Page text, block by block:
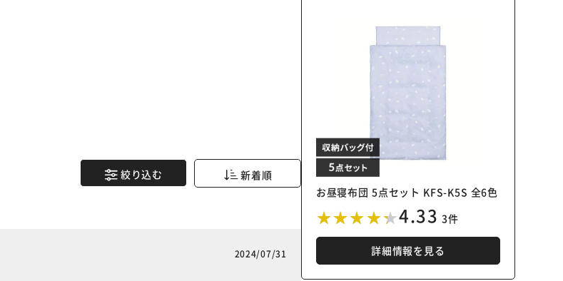
お昼寝布団 5点セット KFS-K5S 全6色
4.33 3件
詳細情報を見る
絞り込む 新着順
2024/07/31